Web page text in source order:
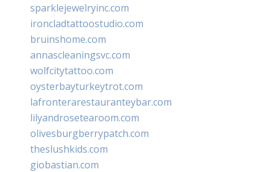
sparklejewelryinc.com
ironcladtattoostudio.com
bruinshome.com
annascleaningsvc.com
wolfcitytattoo.com
oysterbayturkeytrot.com
lafronterarestauranteybar.com
lilyandrosetearoom.com
olivesburgberrypatch.com
theslushkids.com
giobastian.com